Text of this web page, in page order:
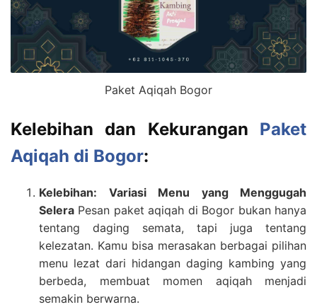
Paket Aqiqah Bogor
Kelebihan dan Kekurangan Paket
Aqiqah di Bogor:
Kelebihan: Variasi Menu yang Menggugah
Selera Pesan paket aqiqah di Bogor bukan hanya
tentang daging semata, tapi juga tentang
kelezatan. Kamu bisa merasakan berbagai pilihan
menu lezat dari hidangan daging kambing yang
berbeda, membuat momen aqiqah menjadi
semakin berwarna.